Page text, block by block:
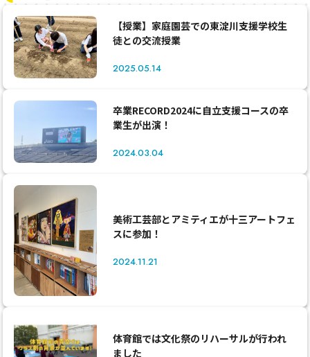
【授業】家庭園芸での東淀川支援学校生
徒との交流授業
2025.05.14
卒業RECORD2024に自立支援コースの卒
業生が出演！
2024.03.04
美術工芸部とアミティエが十三アートフェ
スに参加！
2024.11.21
体育館では文化祭のリハーサルが行われ
ました